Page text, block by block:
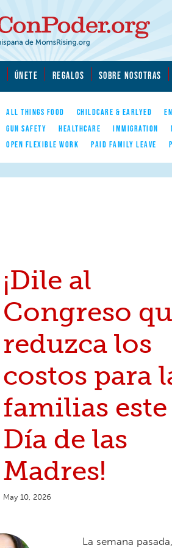
ÚNETE REGALOS SOBRE NOSOTRAS
ALL THINGS FOOD CHILDCARE & EARLYED
GUN SAFETY
HEALTHCARE IMMIGRATION
OPEN FLEXIBLE WORK
PAID FAMILY LEAVE
¡Dile al
Congreso
reduzca los
costos para
familias este
Día de las
Madres!
May 10, 2026
La semana